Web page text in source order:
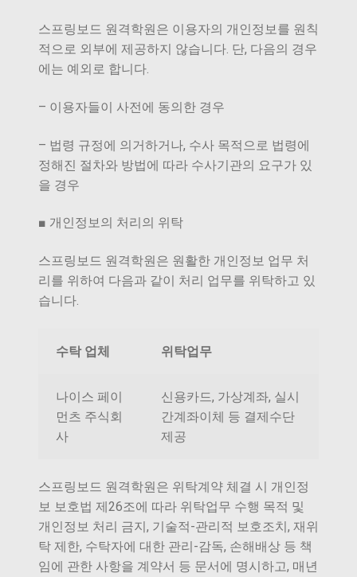
스프링보드 원격학원은 이용자의 개인정보를 원칙
적으로 외부에 제공하지 않습니다. 단, 다음의 경우
에는 예외로 합니다.
– 이용자들이 사전에 동의한 경우
– 법령 규정에 의거하거나, 수사 목적으로 법령에
정해진 절차와 방법에 따라 수사기관의 요구가 있
을 경우
■ 개인정보의 처리의 위탁
스프링보드 원격학원은 원활한 개인정보 업무 처
리를 위하여 다음과 같이 처리 업무를 위탁하고 있
습니다.
수탁 업체 위탁업무
나이스 페이
먼츠 주식회
사
신용카드, 가상계좌, 실시
간계좌이체 등 결제수단
제공
스프링보드 원격학원은 위탁계약 체결 시 개인정
보 보호법 제26조에 따라 위탁업무 수행 목적 및
개인정보 처리 금지, 기술적-관리적 보호조치, 재위
탁 제한, 수탁자에 대한 관리-감독, 손해배상 등 책
임에 관한 사항을 계약서 등 문서에 명시하고, 매년